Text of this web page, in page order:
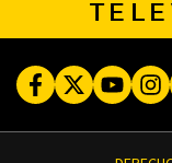
FacebookTwitter